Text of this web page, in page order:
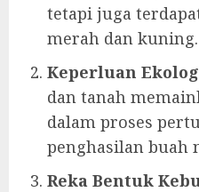
tetapi juga
merah dan kuning.
Keperluan
dan tanah
dalam proses
penghasilan buah
Reka Bentuk